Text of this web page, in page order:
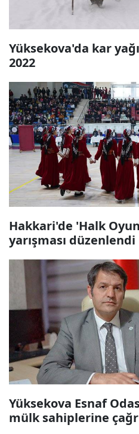
Yüksekova'da kar
2022
Hakkari'de 'Halk
yarışması düzenlendi
Yüksekova Esnaf
mülk sahiplerine